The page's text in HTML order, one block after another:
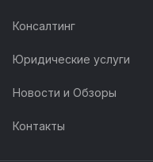
Консалтинг
Юридические услуги
Новости и Обзоры
Контакты